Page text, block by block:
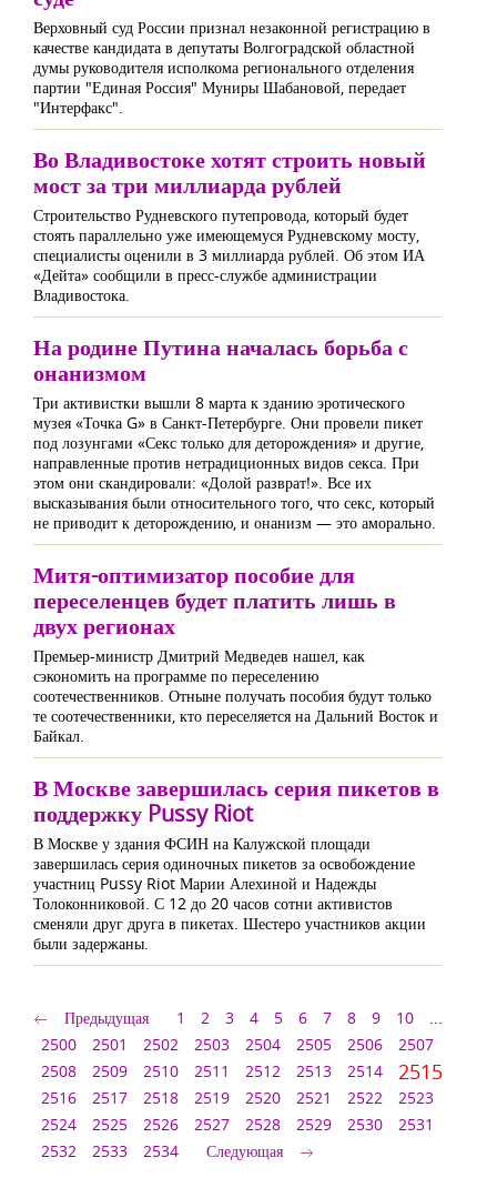
Верховный суд России признал незаконной регистрацию в
качестве кандидата в депутаты Волгоградской областной
думы руководителя исполкома регионального отделения
партии "Единая Россия" Муниры Шабановой, передает
"Интерфакс".
Во Владивостоке хотят строить новый
мост за три миллиарда рублей
Строительство Рудневского путепровода, который будет
стоять параллельно уже имеющемуся Рудневскому мосту,
специалисты оценили в 3 миллиарда рублей. Об этом ИА
«Дейта» сообщили в пресс-службе администрации
Владивостока.
На родине Путина началась борьба с
онанизмом
Три активистки вышли 8 марта к зданию эротического
музея «Точка G» в Санкт-Петербурге. Они провели пикет
под лозунгами «Секс только для деторождения» и другие,
направленные против нетрадиционных видов секса. При
этом они скандировали: «Долой разврат!». Все их
высказывания были относительного того, что секс, который
не приводит к деторождению, и онанизм — это аморально.
Митя-оптимизатор пособие для
переселенцев будет платить лишь в
двух регионах
Премьер-министр Дмитрий Медведев нашел, как
сэкономить на программе по переселению
соотечественников. Отныне получать пособия будут только
те соотечественники, кто переселяется на Дальний Восток и
Байкал.
В Москве завершилась серия пикетов в
поддержку Pussy Riot
В Москве у здания ФСИН на Калужской площади
завершилась серия одиночных пикетов за освобождение
участниц Pussy Riot Марии Алехиной и Надежды
Толоконниковой. С 12 до 20 часов сотни активистов
сменяли друг друга в пикетах. Шестеро участников акции
были задержаны.
Предыдущая 1 2 3 4 5 6 7 8 9 10
...
2500
2501 2502 2503 2504 2505 2506
2507
2508
2509 2510 2511 2512 2513 2514 2515
2516 2517 2518 2519 2520 2521 2522
2523
2524
2525 2526 2527 2528 2529 2530
2531
2532
2533 2534 Следующая